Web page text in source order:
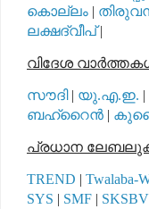
കൊല്ലം |
ലക്ഷദ്വീപ്|
വിദേശ
സൗദി| യു.എ.ഇ. |
ബഹ്റൈന്‍ |
പ്രധാന
TREND | Twalaba-
SYS | SMF | SKSBV